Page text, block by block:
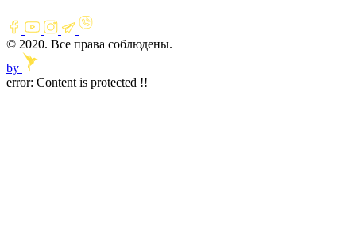
© 2020. Все права соблюдены.
by
error: Content is protected !!